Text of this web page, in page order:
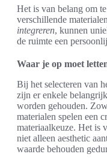
Het is van belang om
verschillende
integreren, kunnen
de ruimte een
Waar je op moet
Bij het selecteren van
zijn er enkele
worden gehouden.
materialen spelen een
materiaalkeuze. Het is
niet alleen aesthetic
waarde behouden